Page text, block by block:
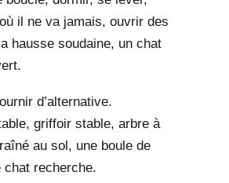
il ne va jamais, ouvrir des
hausse soudaine, un chat
d’alternative.
griffoir stable, arbre à
au sol, une boule de
recherche.